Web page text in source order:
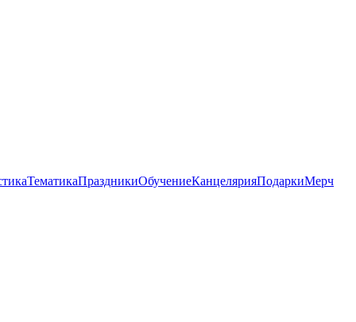
ТематикаПраздникиОбучениеКанцелярияПодаркиМерч